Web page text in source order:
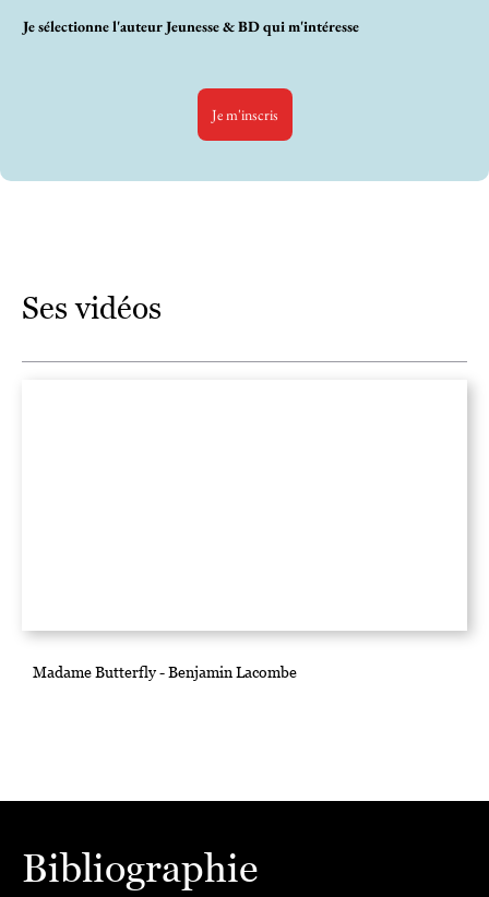
Je sélectionne l'auteur Jeunesse & BD qui m'intéresse
Je m'inscris
Ses vidéos
Madame Butterfly - Benjamin Lacombe
Bibliographie